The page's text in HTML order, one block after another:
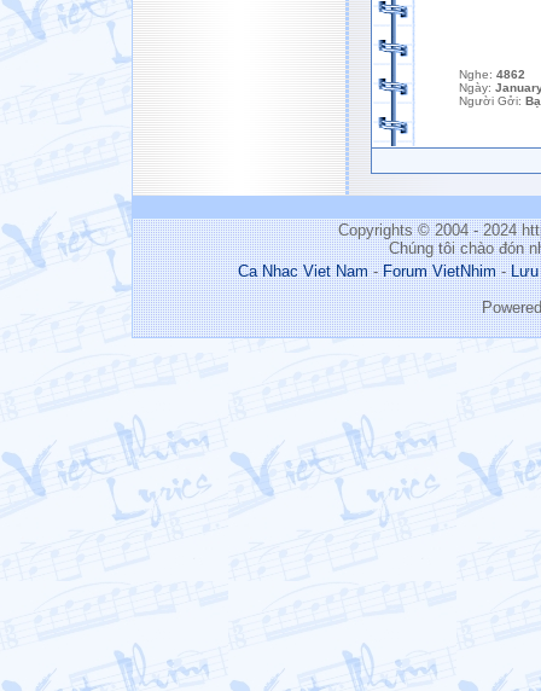
Nghe: 4862
Ngày:
Người Gởi:
Copyrights © 2004 - 2024
Chúng tôi chào đón
Ca Nhac Viet Nam-Forum VietNhim-